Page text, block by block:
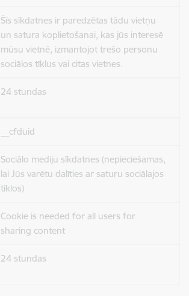
Šīs sīkdatnes ir paredzētas tādu vietņu
un satura koplietošanai, kas jūs interesē
mūsu vietnē, izmantojot trešo personu
sociālos tīklus vai citas vietnes.
24 stundas
__cfduid
Sociālo mediju sīkdatnes (nepieciešamas,
lai Jūs varētu dalīties ar saturu sociālajos
tīklos)
Cookie is needed for all users for
sharing content
24 stundas